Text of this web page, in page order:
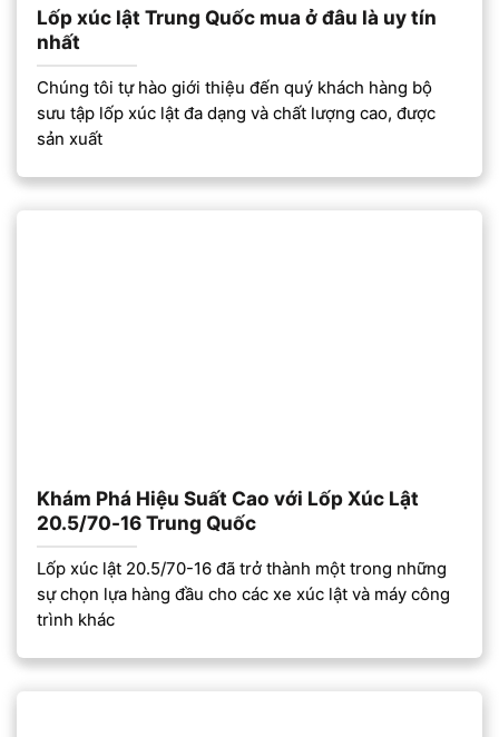
Lốp xúc lật Trung Quốc mua ở đâu là uy tín
nhất
Chúng tôi tự hào giới thiệu đến quý khách hàng bộ
sưu tập lốp xúc lật đa dạng và chất lượng cao, được
sản xuất
Khám Phá Hiệu Suất Cao với Lốp Xúc Lật
20.5/70-16 Trung Quốc
Lốp xúc lật 20.5/70-16 đã trở thành một trong những
sự chọn lựa hàng đầu cho các xe xúc lật và máy công
trình khác